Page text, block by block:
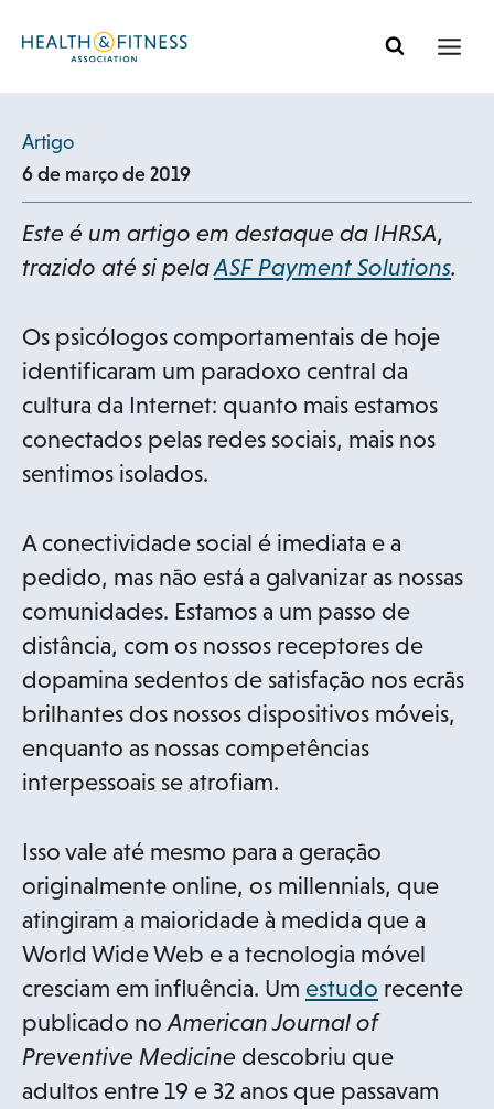
para
Artigo
6 de março de 2019
Este é um artigo em destaque da IHRSA,
trazido até si pelaASF Payment Solutions.
Os psicólogos comportamentais de hoje
identificaram um paradoxo central da
cultura da Internet: quanto mais estamos
conectados pelas redes sociais, mais nos
sentimos isolados.
A conectividade social é imediata e a
pedido, mas não está a galvanizar as nossas
comunidades. Estamos a um passo de
distância, com os nossos receptores de
dopamina sedentos de satisfação nos ecrãs
brilhantes dos nossos dispositivos móveis,
enquanto as nossas competências
interpessoais se atrofiam.
Isso vale até mesmo para a geração
originalmente online, os millennials, que
atingiram a maioridade à medida que a
World Wide Web e a tecnologia móvel
cresciam em influência. Um estudo o
p
e
n
recente
publicado noAmerican Journal of
Preventive Medicine descobriu que
adultos entre 19 e 32 anos que passavam